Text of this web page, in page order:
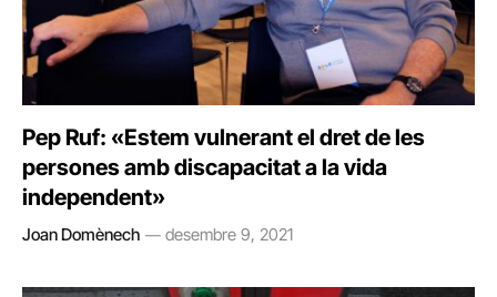
Pep Ruf: «Estem vulnerant el dret de les
persones amb discapacitat a la vida
independent»
Joan Domènech desembre 9, 2021